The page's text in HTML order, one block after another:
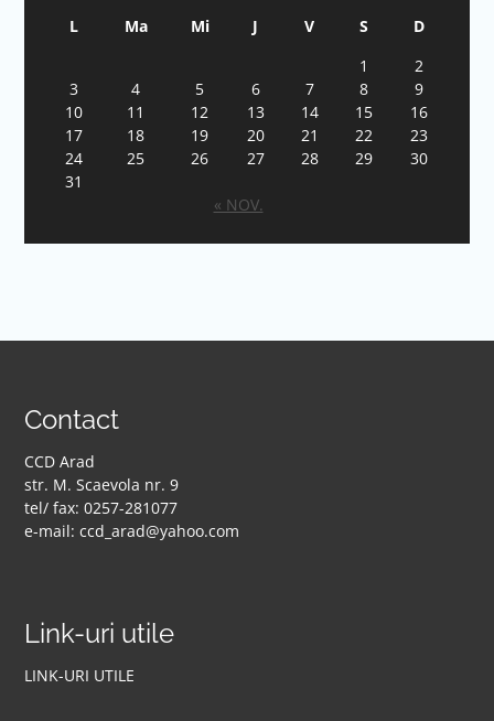
L Ma Mi J V S
D
1
2
3
4 5 6 7 8
9
10
11 12 13 14 15
16
17
18 19 20 21 22
23
24
25 26 27 28 29
30
31
« NOV.
Contact
CCD Arad
str. M. Scaevola nr. 9
tel/ fax: 0257-281077
e-mail: ccd_arad@yahoo.com
Link-uri utile
LINK-URI UTILE